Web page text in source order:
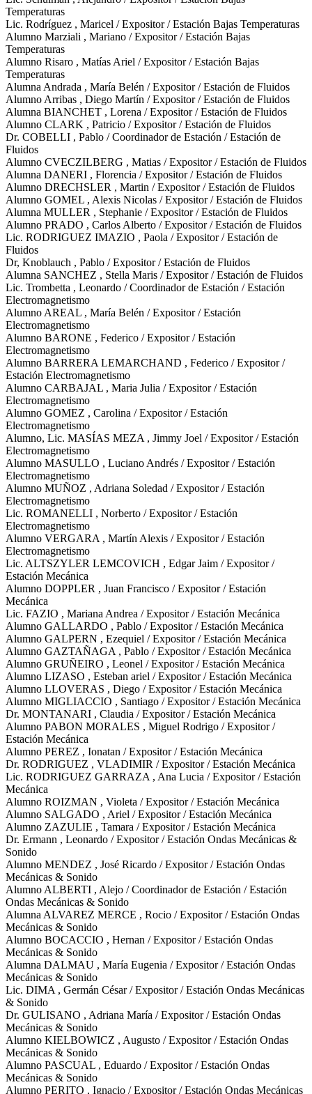
Temperaturas
Lic. Rodríguez , Maricel / Expositor / Estación Bajas Temperaturas
Alumno Marziali , Mariano / Expositor / Estación Bajas
Temperaturas
Alumno Risaro , Matías Ariel / Expositor / Estación Bajas
Temperaturas
Alumna Andrada , María Belén / Expositor / Estación de Fluidos
Alumno Arribas , Diego Martín / Expositor / Estación de Fluidos
Alumna BIANCHET , Lorena / Expositor / Estación de Fluidos
Alumno CLARK , Patricio / Expositor / Estación de Fluidos
Dr. COBELLI , Pablo / Coordinador de Estación / Estación de
Fluidos
Alumno CVECZILBERG , Matias / Expositor / Estación de Fluidos
Alumna DANERI , Florencia / Expositor / Estación de Fluidos
Alumno DRECHSLER , Martin / Expositor / Estación de Fluidos
Alumno GOMEL , Alexis Nicolas / Expositor / Estación de Fluidos
Alumna MULLER , Stephanie / Expositor / Estación de Fluidos
Alumno PRADO , Carlos Alberto / Expositor / Estación de Fluidos
Lic. RODRIGUEZ IMAZIO , Paola / Expositor / Estación de
Fluidos
Dr, Knoblauch , Pablo / Expositor / Estación de Fluidos
Alumna SANCHEZ , Stella Maris / Expositor / Estación de Fluidos
Lic. Trombetta , Leonardo / Coordinador de Estación / Estación
Electromagnetismo
Alumno AREAL , María Belén / Expositor / Estación
Electromagnetismo
Alumno BARONE , Federico / Expositor / Estación
Electromagnetismo
Alumno BARRERA LEMARCHAND , Federico / Expositor /
Estación Electromagnetismo
Alumno CARBAJAL , Maria Julia / Expositor / Estación
Electromagnetismo
Alumno GOMEZ , Carolina / Expositor / Estación
Electromagnetismo
Alumno, Lic. MASÍAS MEZA , Jimmy Joel / Expositor / Estación
Electromagnetismo
Alumno MASULLO , Luciano Andrés / Expositor / Estación
Electromagnetismo
Alumno MUÑOZ , Adriana Soledad / Expositor / Estación
Electromagnetismo
Lic. ROMANELLI , Norberto / Expositor / Estación
Electromagnetismo
Alumno VERGARA , Martín Alexis / Expositor / Estación
Electromagnetismo
Lic. ALTSZYLER LEMCOVICH , Edgar Jaim / Expositor /
Estación Mecánica
Alumno DOPPLER , Juan Francisco / Expositor / Estación
Mecánica
Lic. FAZIO , Mariana Andrea / Expositor / Estación Mecánica
Alumno GALLARDO , Pablo / Expositor / Estación Mecánica
Alumno GALPERN , Ezequiel / Expositor / Estación Mecánica
Alumno GAZTAÑAGA , Pablo / Expositor / Estación Mecánica
Alumno GRUÑEIRO , Leonel / Expositor / Estación Mecánica
Alumno LIZASO , Esteban ariel / Expositor / Estación Mecánica
Alumno LLOVERAS , Diego / Expositor / Estación Mecánica
Alumno MIGLIACCIO , Santiago / Expositor / Estación Mecánica
Dr. MONTANARI , Claudia / Expositor / Estación Mecánica
Alumno PABON MORALES , Miguel Rodrigo / Expositor /
Estación Mecánica
Alumno PEREZ , Ionatan / Expositor / Estación Mecánica
Dr. RODRIGUEZ , VLADIMIR / Expositor / Estación Mecánica
Lic. RODRIGUEZ GARRAZA , Ana Lucia / Expositor / Estación
Mecánica
Alumno ROIZMAN , Violeta / Expositor / Estación Mecánica
Alumno SALGADO , Ariel / Expositor / Estación Mecánica
Alumno ZAZULIE , Tamara / Expositor / Estación Mecánica
Dr. Ermann , Leonardo / Expositor / Estación Ondas Mecánicas &
Sonido
Alumno MENDEZ , José Ricardo / Expositor / Estación Ondas
Mecánicas & Sonido
Alumno ALBERTI , Alejo / Coordinador de Estación / Estación
Ondas Mecánicas & Sonido
Alumna ALVAREZ MERCE , Rocio / Expositor / Estación Ondas
Mecánicas & Sonido
Alumno BOCACCIO , Hernan / Expositor / Estación Ondas
Mecánicas & Sonido
Alumna DALMAU , María Eugenia / Expositor / Estación Ondas
Mecánicas & Sonido
Lic. DIMA , Germán César / Expositor / Estación Ondas Mecánicas
& Sonido
Dr. GULISANO , Adriana María / Expositor / Estación Ondas
Mecánicas & Sonido
Alumno KIELBOWICZ , Augusto / Expositor / Estación Ondas
Mecánicas & Sonido
Alumno PASCUAL , Eduardo / Expositor / Estación Ondas
Mecánicas & Sonido
Alumno PERITO , Ignacio / Expositor / Estación Ondas Mecánicas